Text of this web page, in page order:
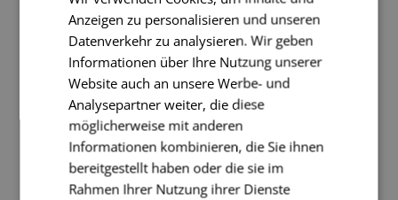
Diesen Aufkleber gibt es in groß (7 cm) und in
klein (3,8 cm). Ausserdem haben wir die
passenden Grußkarte ebenfalls in unserem
Angebot.
Durchmesser 3,8 cm.
Anzeigen zu personalisieren und unseren
Datenverkehr zu analysieren. Wir geben
Informationen über Ihre Nutzung unserer
Website auch an unsere Werbe- und
Analysepartner weiter, die diese
möglicherweise mit anderen
Informationen kombinieren, die Sie ihnen
bereitgestellt haben oder die sie im
Rahmen Ihrer Nutzung ihrer Dienste